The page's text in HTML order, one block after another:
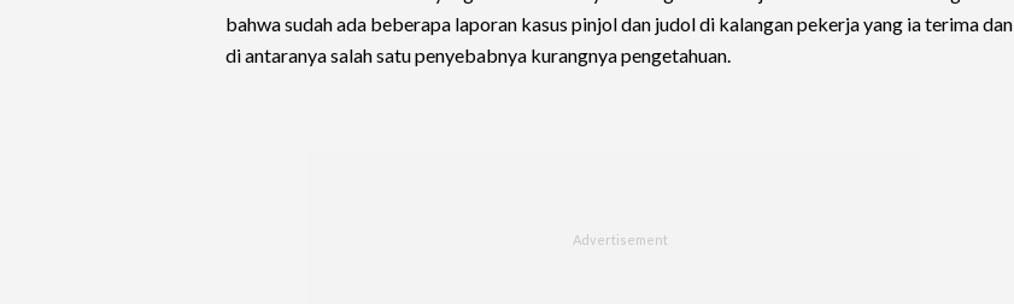
bahwa sudah ada beberapa laporan kasus pinjol dan judol di kalangan pekerja yang ia terima dan
di antaranya salah satu penyebabnya kurangnya pengetahuan.